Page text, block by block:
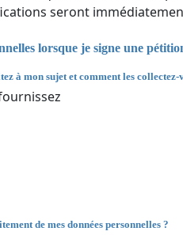
seront
lorsque je signe une
à mon sujet et comment les collectez-
de mes données personnelles ?